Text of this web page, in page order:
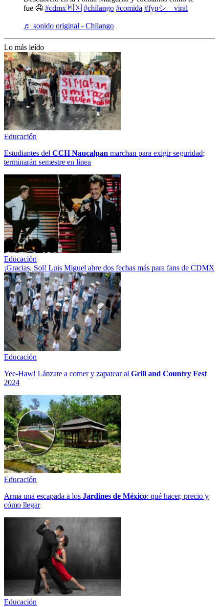
fue 🤤 #cdmx🇲🇽 #chilango #comida #fypシ゚viral
♬ sonido original - Chilango
Lo más leído
Educación
Estudiantes del CCH Naucalpan marchan para exigir seguridad;
terminarán semestre en línea
Educación
¡Gracias, Sol! Luis Miguel abre dos fechas más para fans de CDMX
Educación
Yee-Haw! Lánzate a comer y zapatear al Grill and Country Fest
2024
Educación
Arma una escapada a los Jardines de México: qué hacer, precio y
cómo llegar
Educación